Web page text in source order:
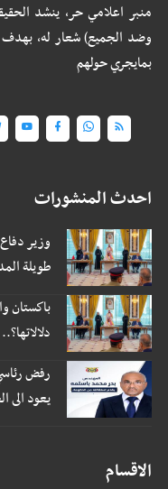
منبر اعلامي حر، ينشد
وضد الجميع) شعار له، بهدف
بمايجري حولهم
احدث المنشورات
وزير
طويلة
باكستان
دلالاتها؟..
رفض
يعود الى
الاقسام